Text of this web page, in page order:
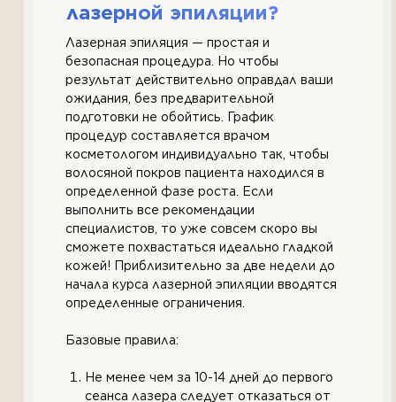
Лазерная эпиляция — простая и
безопасная процедура. Но чтобы
результат действительно оправдал ваши
ожидания, без предварительной
подготовки не обойтись. График
процедур составляется врачом
косметологом индивидуально так, чтобы
волосяной покров пациента находился в
определенной фазе роста. Если
выполнить все рекомендации
специалистов, то уже совсем скоро вы
сможете похвастаться идеально гладкой
кожей! Приблизительно за две недели до
начала курса лазерной эпиляции вводятся
определенные ограничения.
Базовые правила:
Не менее чем за 10-14 дней до первого
сеанса лазера следует отказаться от
лазерной эпиляции?